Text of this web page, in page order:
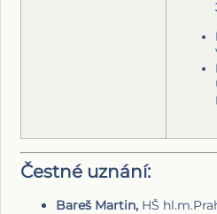
Čestné uznání:
Bareš Martin, HŠ